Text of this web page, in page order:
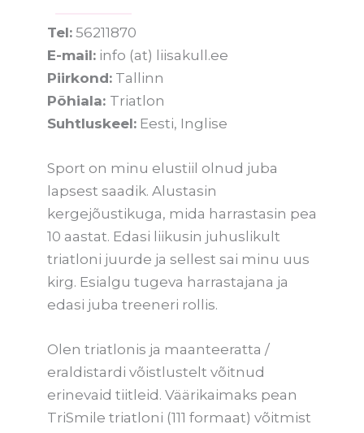
Tel: 56211870
E-mail: info (at) liisakull.ee
Piirkond: Tallinn
Põhiala: Triatlon
Suhtluskeel: Eesti, Inglise
Sport on minu elustiil olnud juba
lapsest saadik. Alustasin
kergejõustikuga, mida harrastasin pea
10 aastat. Edasi liikusin juhuslikult
triatloni juurde ja sellest sai minu uus
kirg. Esialgu tugeva harrastajana ja
edasi juba treeneri rollis.
Olen triatlonis ja maanteeratta /
eraldistardi võistlustelt võitnud
erinevaid tiitleid. Väärikaimaks pean
TriSmile triatloni (111 formaat) võitmist